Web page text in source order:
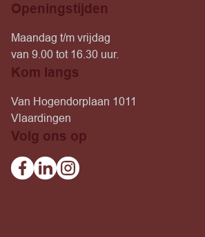
Openingstijden
Maandag t/m vrijdag
van 9.00 tot 16.30 uur.
Kom langs
Van Hogendorplaan 1011
Vlaardingen
Volg ons op
Facebook
LinkedinInstagram